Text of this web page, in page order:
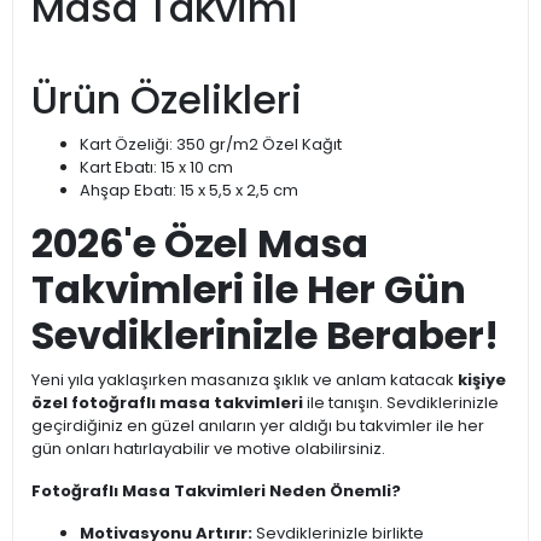
Ürün Özelikleri
Kart Özeliği: 350 gr/m2 Özel Kağıt
Kart Ebatı: 15 x 10 cm
Ahşap Ebatı: 15 x 5,5 x 2,5 cm
2026'e Özel Masa
Takvimleri ile Her Gün
Sevdiklerinizle Beraber!
Yeni yıla yaklaşırken masanıza şıklık ve anlam katacak kişiye
özel fotoğraflı masa takvimleriile tanışın. Sevdiklerinizle
geçirdiğiniz en güzel anıların yer aldığı bu takvimler ile her
gün onları hatırlayabilir ve motive olabilirsiniz.
Fotoğraflı Masa Takvimleri Neden Önemli?
Motivasyonu Artırır:Sevdiklerinizle birlikte